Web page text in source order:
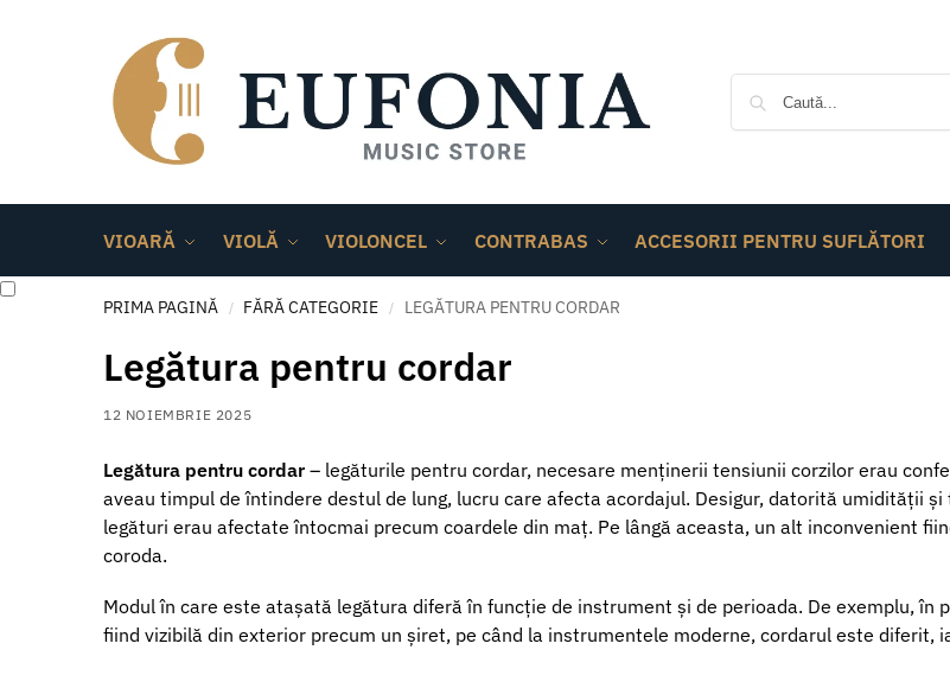
VIOARĂ VIOLĂ VIOLONCEL CONTRABAS ACCESORII PENTRU SUFLĂTORI
PRIMA PAGINĂ / FĂRĂ CATEGORIE / LEGĂTURA PENTRU CORDAR
Legătura pentru cordar
12 NOIEMBRIE 2025
Legătura pentru cordar – legăturile pentru cordar, necesare menținerii tensiunii corzilor erau
aveau timpul de întindere destul de lung, lucru care afecta acordajul. Desigur, datorită umidității
legături erau afectate întocmai precum coardele din maț. Pe lângă aceasta, un alt inconvenient
coroda.
Modul în care este atașată legătura diferă în funcție de instrument și de perioada. De exemplu,
fiind vizibilă din exterior precum un șiret, pe când la instrumentele moderne, cordarul este diferit,